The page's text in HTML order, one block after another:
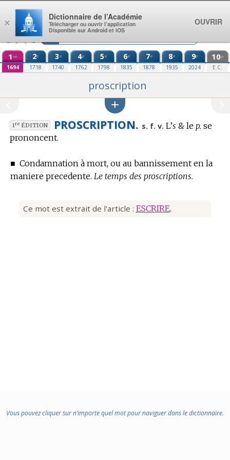
Aller au contenu
1 re
1694
2e
1718
3e
1740
4e
1762
5e
1798
6e
1835
7e
1878
8e
1935
9e
2024
10e
E.C.
proscription
1reÉDITION PROSCRIPTION. s. f. v. L’s & le p. se
prononcent.
■ Condamnation à mort, ou au bannissement en la
maniere precedente. Le temps des proscriptions.
Ce mot est extrait de l'article : ESCRIRE.
Vous pouvez cliquer sur n’importe quel mot pour naviguer dans le dictionnaire.
×
Dictionnaire de l’Académie
Télécharger ou ouvrir l’application
Disponible sur Android et iOS
OUVRIR